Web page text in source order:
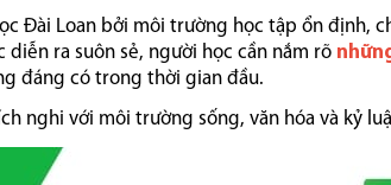
Đài Loan bởi môi trường học tập ổn định,
ra suôn sẻ, người học cần nắm rõ
đáng có trong thời gian đầu.
nghi với môi trường sống, văn hóa và kỷ